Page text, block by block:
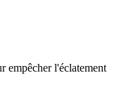
empêcher l'éclatement